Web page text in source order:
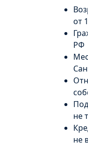
от
РФ
не
не